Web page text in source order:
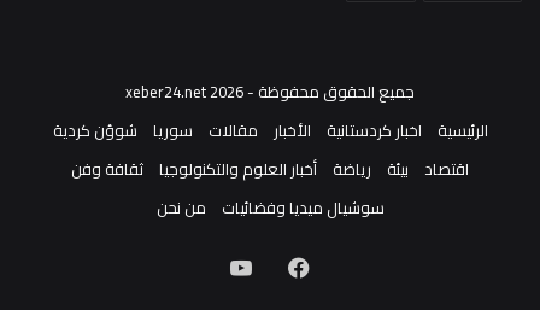
جميع الحقوق محفوظة - xeber24.net 2026
الرئيسية
اخبار كردستانية الأخبار مقالات سوريا
شوؤن كردية
اقتصاد
بيئة رياضة أخبار العلوم والتكنولوجيا ثقافة وفن
سوشيال ميديا وفضائيات
من نحن
فيسبوك‫YouTube